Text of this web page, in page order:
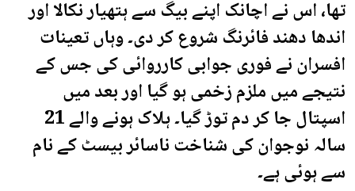
تھا، اس نے اچانک اپنے بیگ سے ہتھیار نکالا اور
اندھا دھند فائرنگ شروع کر دی۔ وہاں تعینات
افسران نے فوری جوابی کارروائی کی جس کے
نتیجے میں ملزم زخمی ہو گیا اور بعد میں
اسپتال جا کر دم توڑ گیا۔ ہلاک ہونے والے 21
سالہ نوجوان کی شناخت ناسائر بیسٹ کے نام
سے ہوئی ہے۔